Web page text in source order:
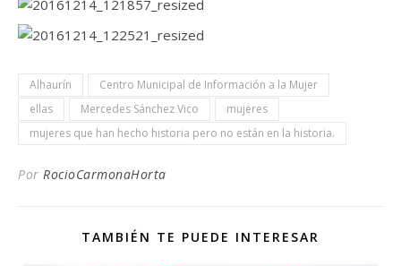
Alhaurín
Centro Municipal de Información a la Mujer
ellas
Mercedes Sánchez Vico
mujeres
mujeres que han hecho historia pero no están en la historia.
Por RocioCarmonaHorta
TAMBIÉN TE PUEDE INTERESAR